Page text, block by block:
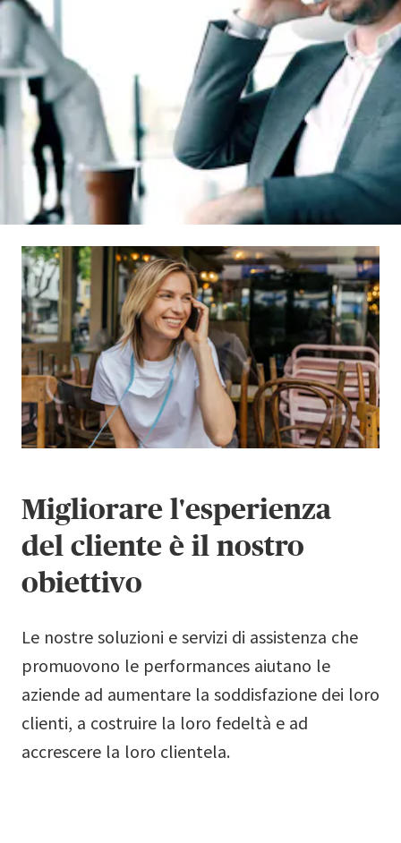
Migliorare l'esperienza
del cliente è il nostro
obiettivo
Le nostre soluzioni e servizi di assistenza che
promuovono le performances aiutano le
aziende ad aumentare la soddisfazione dei loro
clienti, a costruire la loro fedeltà e ad
accrescere la loro clientela.